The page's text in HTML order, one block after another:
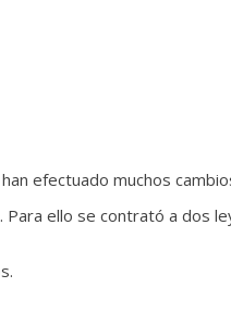
efectuado muchos
ello se contrató a dos